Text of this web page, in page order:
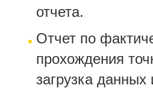
отчета.
Отчет по
прохождения
загрузка данных